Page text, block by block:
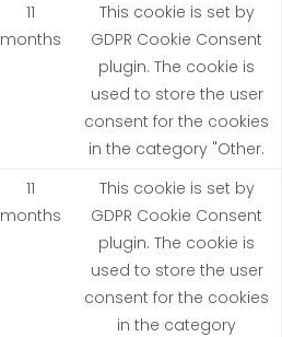
11
months
This cookie is set by
GDPR Cookie Consent
plugin. The cookie is
used to store the user
consent for the cookies
in the category "Other.
11
months
This cookie is set by
GDPR Cookie Consent
plugin. The cookie is
used to store the user
consent for the cookies
in the category